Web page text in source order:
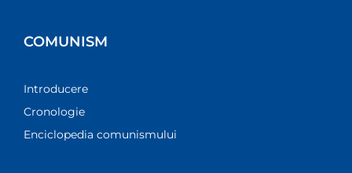
COMUNISM
Introducere
Cronologie
Enciclopedia comunismului